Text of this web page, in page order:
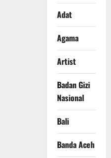
Adat
Agama
Artist
Badan Gizi
Nasional
Bali
Banda Aceh